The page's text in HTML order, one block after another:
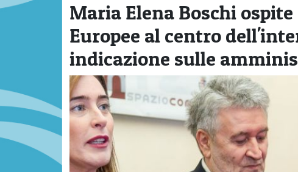
Maria Elena Boschi
Europee al centro
indicazione sulle